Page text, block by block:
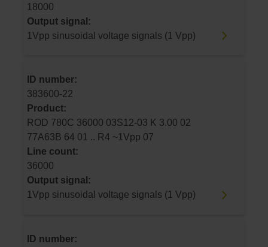
18000
Output signal:
1Vpp sinusoidal voltage signals (1 Vpp)
ID number:
383600-22
Product:
ROD 780C 36000 03S12-03 K 3.00 02
77A63B 64 01 .. R4 ~1Vpp 07
Line count:
36000
Output signal:
1Vpp sinusoidal voltage signals (1 Vpp)
ID number: